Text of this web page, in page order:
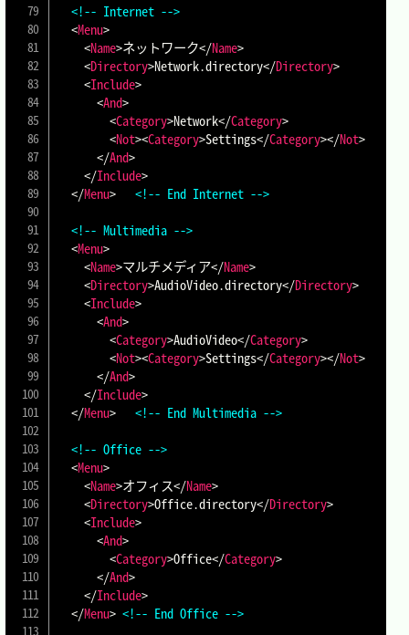
<!-- Internet -->
<Menu>
<Name>ネットワーク</Name>
<Directory>Network.directory</Directory>
<Include>
<And>
<Category>Network</Category>
<Not><Category>Settings</Category></Not>
</And>
</Include>
</Menu>
<!-- End Internet -->
<!-- Multimedia -->
<Menu>
<Name>マルチメディア</Name>
<Directory>AudioVideo.directory</Directory>
<Include>
<And>
<Category>AudioVideo</Category>
<Not><Category>Settings</Category></Not>
</And>
</Include>
</Menu>
<!-- End Multimedia -->
<!-- Office -->
<Menu>
<Name>オフィス</Name>
<Directory>Office.directory</Directory>
<Include>
<And>
<Category>Office</Category>
</And>
</Include>
</Menu> <!-- End Office -->